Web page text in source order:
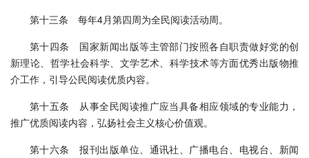
第十三条 每年4月第四周为全民阅读活动周。
第十四条 国家新闻出版等主管部门按照各自职责做好党的创
新理论、哲学社会科学、文学艺术、科学技术等方面优秀出版物推
介工作，引导公民阅读优质内容。
第十五条 从事全民阅读推广应当具备相应领域的专业能力，
推广优质阅读内容，弘扬社会主义核心价值观。
第十六条 报刊出版单位、通讯社、广播电台、电视台、新闻